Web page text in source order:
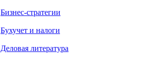
Бизнес-стратегии
Бухучет и налоги
Деловая литература